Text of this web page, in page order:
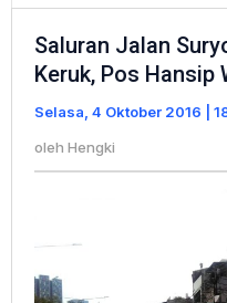
Saluran Jalan
Keruk, Pos Hansip
Selasa, 4 Oktober 2016 |
oleh Hengki